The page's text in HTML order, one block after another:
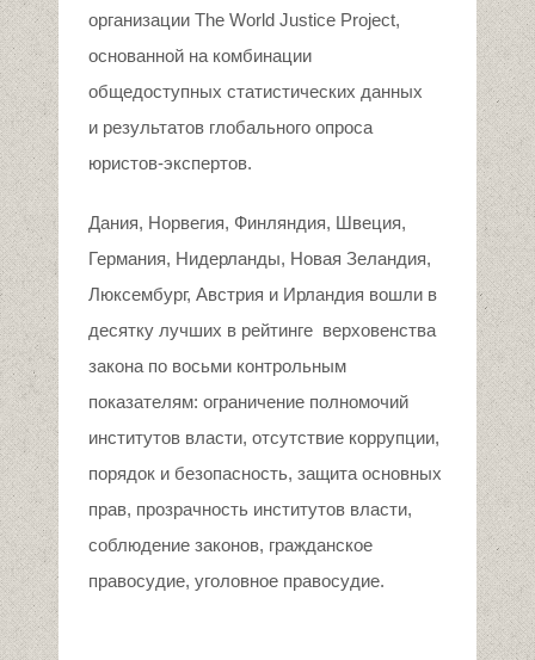
организации The World Justice Project,
основанной на комбинации
общедоступных статистических данных
и результатов глобального опроса
юристов-экспертов.
Дания, Норвегия, Финляндия, Швеция,
Германия, Нидерланды, Новая Зеландия,
Люксембург, Австрия и Ирландия вошли в
десятку лучших в рейтинге верховенства
закона по восьми контрольным
показателям: ограничение полномочий
институтов власти, отсутствие коррупции,
порядок и безопасность, защита основных
прав, прозрачность институтов власти,
соблюдение законов, гражданское
правосудие, уголовное правосудие.